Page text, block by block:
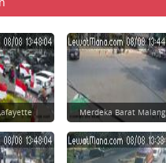
Merdeka Barat Malang